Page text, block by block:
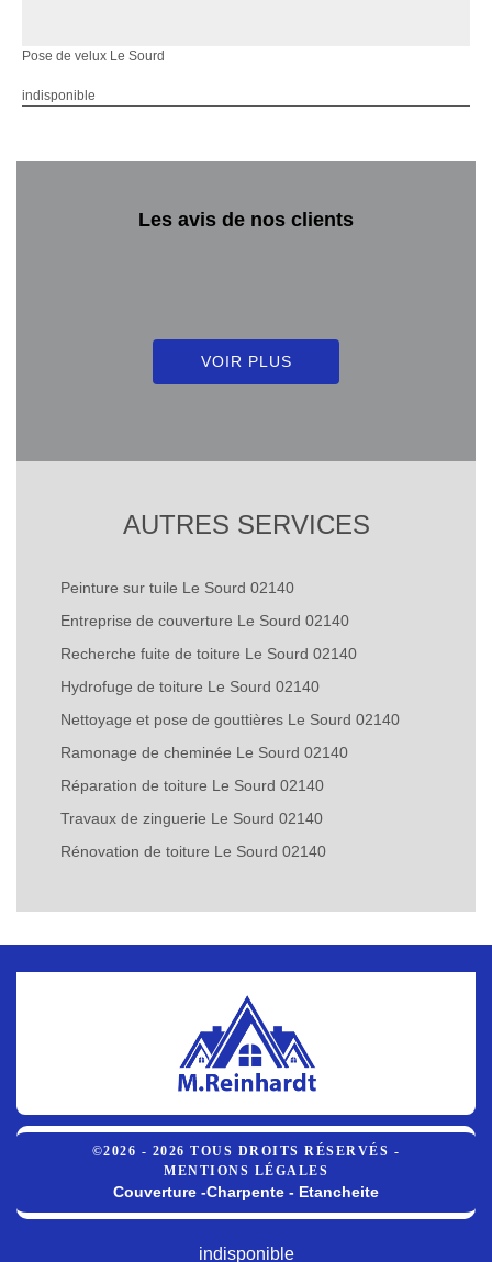
Pose de velux Le Sourd
indisponible
Les avis de nos clients
VOIR PLUS
AUTRES SERVICES
Peinture sur tuile Le Sourd 02140
Entreprise de couverture Le Sourd 02140
Recherche fuite de toiture Le Sourd 02140
Hydrofuge de toiture Le Sourd 02140
Nettoyage et pose de gouttières Le Sourd 02140
Ramonage de cheminée Le Sourd 02140
Réparation de toiture Le Sourd 02140
Travaux de zinguerie Le Sourd 02140
Rénovation de toiture Le Sourd 02140
©2026 - 2026 TOUS DROITS RÉSERVÉS -
MENTIONS LÉGALES
Couverture -Charpente - Etancheite
indisponible